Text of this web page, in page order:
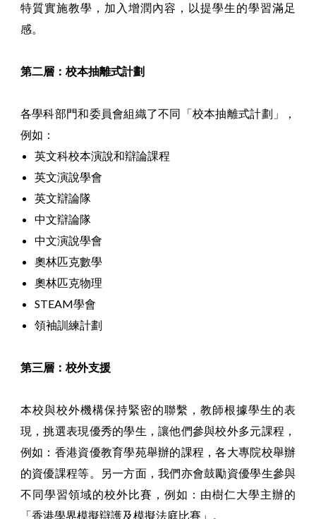
特質實施教學，加入增潤內容，以提學生的學習滿足
感。
第二層：校本抽離式計劃
各學科部門和委員會組織了不同「校本抽離式計劃」，
例如：
英文科校本演說和辯論課程
英文演說學會
英文辯論隊
中文辯論隊
中文演說學會
奧林匹克數學
奧林匹克物理
STEAM學會
領袖訓練計劃
第三層：校外支援
本校與校外機構保持緊密的聯繫，教師根據學生的表
現，挑選表現優秀的學生，讓他們參與校外多元課程，
例如：香港資優教育學苑舉辦的課程，各大專院校舉辦
的資優課程等。另一方面，我們亦會鼓勵資優學生參與
不同學習領域的校外比賽，例如：由樹仁大學主辦的
「香港學界模擬辯護及模擬法庭比賽」。